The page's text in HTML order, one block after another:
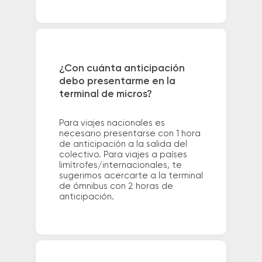
¿Con cuánta anticipación
debo presentarme en la
terminal de micros?
Para viajes nacionales es
necesario presentarse con 1 hora
de anticipación a la salida del
colectivo. Para viajes a países
limítrofes/internacionales, te
sugerimos acercarte a la terminal
de ómnibus con 2 horas de
anticipación.